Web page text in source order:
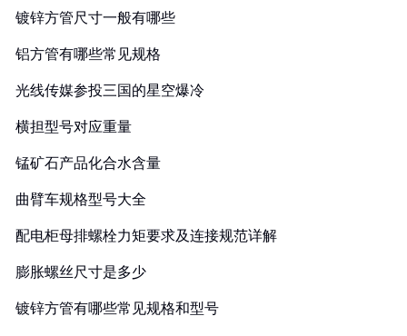
镀锌方管尺寸一般有哪些
铝方管有哪些常见规格
光线传媒参投三国的星空爆冷
横担型号对应重量
锰矿石产品化合水含量
曲臂车规格型号大全
配电柜母排螺栓力矩要求及连接规范详解
膨胀螺丝尺寸是多少
镀锌方管有哪些常见规格和型号